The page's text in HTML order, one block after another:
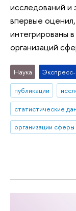
исследований
впервые
интегрированы
организаций
Наука
публикации
статистические
организации сферы